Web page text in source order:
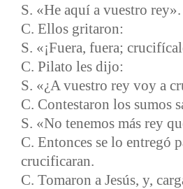
S. «He aquí a vuestro rey».
C. Ellos gritaron:
S. «¡Fuera, fuera;
C. Pilato les dijo:
S. «¿A vuestro rey voy a
C. Contestaron los sumos
S. «No tenemos más rey
C. Entonces se lo entregó
crucificaran.
C. Tomaron a Jesús, y,